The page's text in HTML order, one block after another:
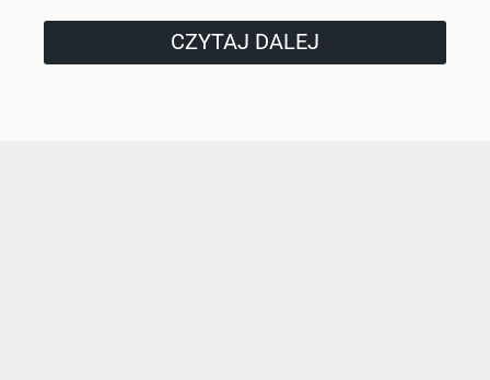
CZYTAJ DALEJ